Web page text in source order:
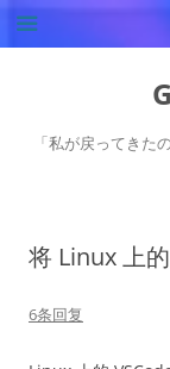
跳
「私が戻ってき
将 Linux 上
6条回复